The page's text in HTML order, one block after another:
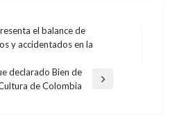
el balance de
y accidentados en la
declarado Bien de
de Colombia